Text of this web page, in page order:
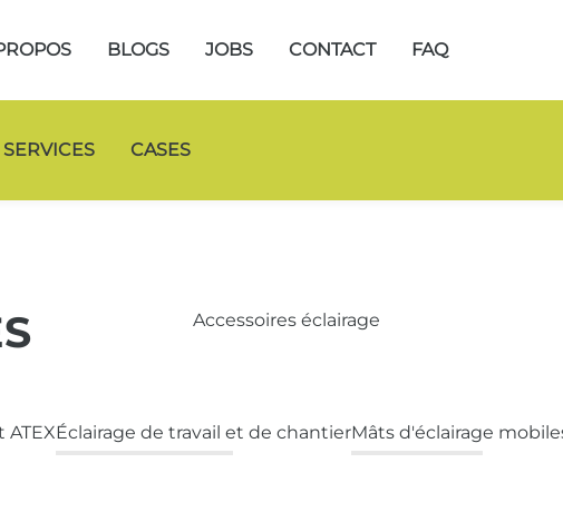
BLOGS JOBS CONTACT FAQ
SERVICES CASES
Accessoires éclairage
Éclairage de travail et de chantierMâts d'éclairage